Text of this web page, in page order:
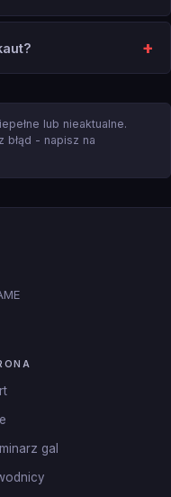
lub nieaktualne.
błąd - napisz na
gal